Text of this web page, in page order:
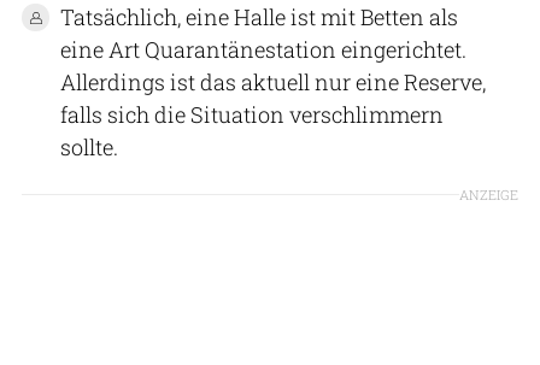
Tatsächlich, eine Halle ist mit Betten als
eine Art Quarantänestation eingerichtet.
Allerdings ist das aktuell nur eine Reserve,
falls sich die Situation verschlimmern
sollte.
ANZEIGE